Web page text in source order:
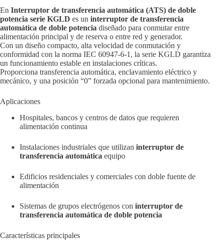
En Interruptor de transferencia automática (ATS) de doble
potencia serie KGLD es un interruptor de transferencia
automática de doble potencia diseñado para conmutar entre
alimentación principal y de reserva o entre red y generador.
Con un diseño compacto, alta velocidad de conmutación y
conformidad con la norma IEC 60947-6-1, la serie KGLD garantiza
un funcionamiento estable en instalaciones críticas.
Proporciona transferencia automática, enclavamiento eléctrico y
mecánico, y una posición “0” forzada opcional para mantenimiento.
Aplicaciones
Hospitales, bancos y centros de datos que requieren
alimentación continua
Instalaciones industriales que utilizan interruptor de
transferencia automática equipo
Edificios residenciales y comerciales con doble fuente de
alimentación
Sistemas de grupos electrógenos con interruptor de
transferencia automática de doble potencia
Características principales